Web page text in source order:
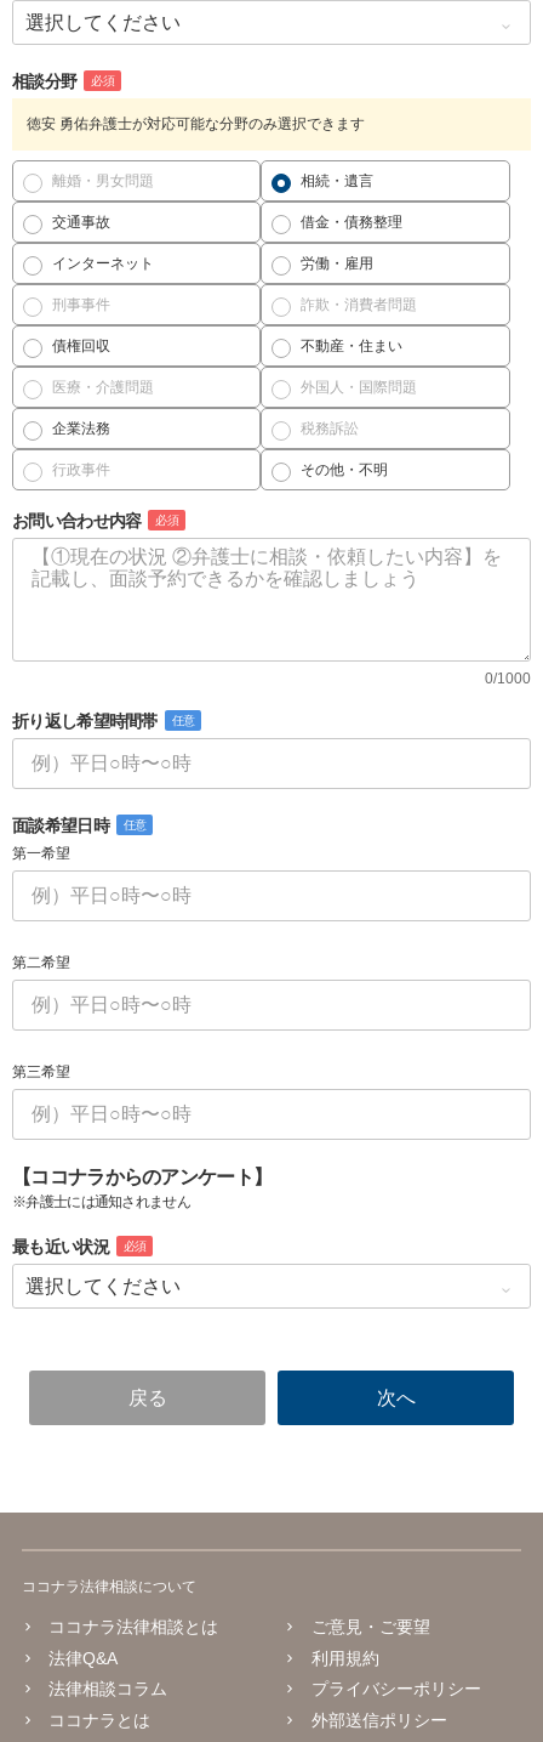
相談分野 必須
徳安 勇佑弁護士が対応可能な分野のみ選択できます
離婚・男女問題 相続・遺言
交通事故 借金・債務整理
インターネット 労働・雇用
刑事事件 詐欺・消費者問題
債権回収 不動産・住まい
医療・介護問題 外国人・国際問題
企業法務 税務訴訟
行政事件 その他・不明
お問い合わせ内容 必須
0/1000
折り返し希望時間帯 任意
面談希望日時 任意
第一希望
第二希望
第三希望
【ココナラからのアンケート】
※弁護士には通知されません
最も近い状況 必須
ココナラ法律相談について
ココナラ法律相談とは
法律Q&A
法律相談コラム
ココナラとは
ご意見・ご要望
利用規約
プライバシーポリシー
外部送信ポリシー